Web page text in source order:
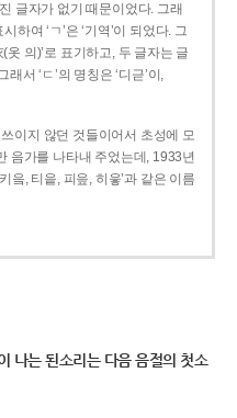
글자가 없기 때문이었다. 그래
하여 ‘ㄱ’은 ‘기역’이 되었다. 그
(옷 의)’로 표기하고, 두 글자는 글
서 ‘ㄷ’의 명칭은 ‘디귿’이,
쓰이지 않던 것들이어서 초성에 모
음가를 나타내 주었는데, 1933년
읔, 티읕, 피읖, 히읗’과 같은 이름
나는 된소리는 다음 음절의 첫소